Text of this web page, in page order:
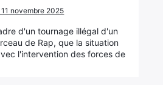
novembre 2025
d'un tournage illégal d'un
de Rap, que la situation
l'intervention des forces de